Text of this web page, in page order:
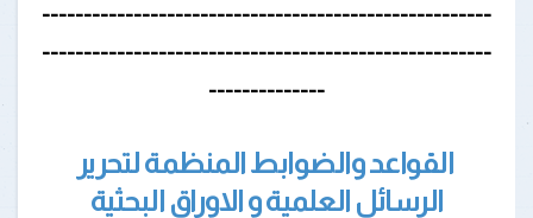
------------------------------------------------------
------------------------------------------------------
--------------
القواعد والضوابط المنظمة لتحرير
الرسائل العلمية و الاوراق البحثية